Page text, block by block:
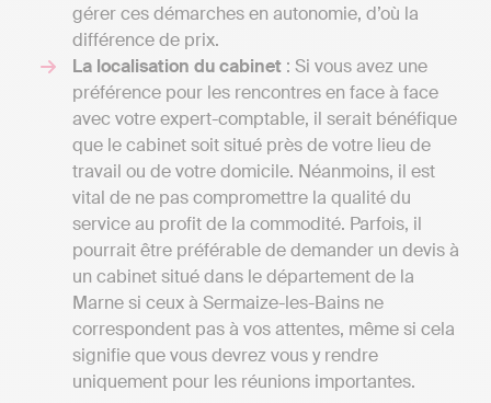
gérer ces démarches en autonomie, d’où la
différence de prix.
La localisation du cabinet : Si vous avez une
préférence pour les rencontres en face à face
avec votre expert-comptable, il serait bénéfique
que le cabinet soit situé près de votre lieu de
travail ou de votre domicile. Néanmoins, il est
vital de ne pas compromettre la qualité du
service au profit de la commodité. Parfois, il
pourrait être préférable de demander un devis à
un cabinet situé dans le département de la
Marne si ceux à Sermaize-les-Bains ne
correspondent pas à vos attentes, même si cela
signifie que vous devrez vous y rendre
uniquement pour les réunions importantes.